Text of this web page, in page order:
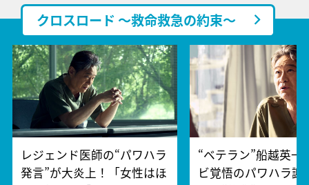
クロスロード ～救命救急の約束～
レジェンド医師の“パワハラ
発言”が大炎上！「女性はほ
“ベテラン”船越英一
ビ覚悟のパワハラ謝